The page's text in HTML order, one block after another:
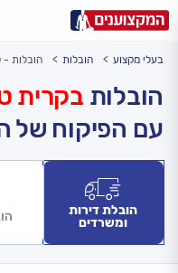
עירעיר: תל אביב, חיפה…
בעלי מקצוע הובלות הובלות -
הובלות בקרית
עם הפיקוח של
הובלת דירות
ומשרדים